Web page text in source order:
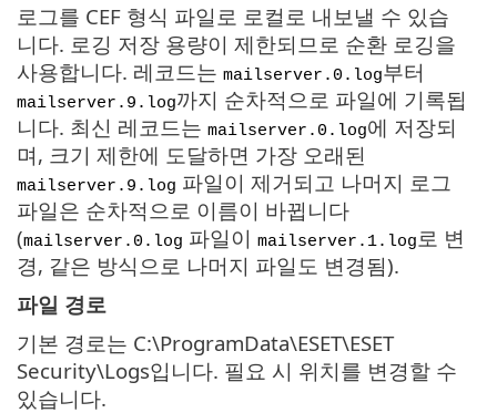
로그를 CEF 형식 파일로 로컬로 내보낼 수 있습
니다. 로깅 저장 용량이 제한되므로 순환 로깅을
사용합니다. 레코드는 mailserver.0.log부터
mailserver.9.log까지 순차적으로 파일에 기록됩
니다. 최신 레코드는 mailserver.0.log에 저장되
며, 크기 제한에 도달하면 가장 오래된
mailserver.9.log 파일이 제거되고 나머지 로그
파일은 순차적으로 이름이 바뀝니다
(mailserver.0.log 파일이 mailserver.1.log 로 변
경, 같은 방식으로 나머지 파일도 변경됨).
파일 경로
기본 경로는 C:\ProgramData\ESET\ESET
Security\Logs입니다. 필요 시 위치를 변경할 수
있습니다.